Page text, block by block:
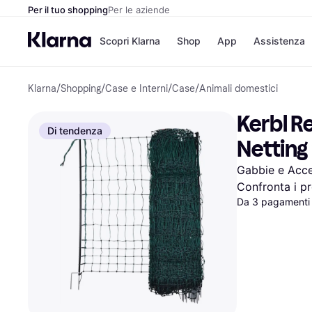
Per il tuo shoppingPer le aziende
Scopri Klarna
Opzioni di
Paga ora
Paga in 3 rate
Paga dopo 30 giorni
Finanziamento
Shop
Negozi
Unieuro
Media
eBay
Zalando
App Assistenza
Klarna/Shopping/Case e Interni/Case/Animali domestici
Di tendenza
Kerbl
Netting
Gabbie e
Confronta i
Da 3